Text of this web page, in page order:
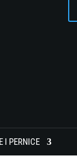
I PERNICE